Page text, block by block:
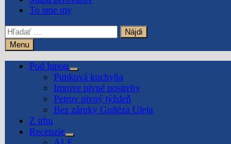
To sme my
Hľadať:
Menu
Pod lupou
Show
sub
menu
Punková kuchyňa
Imrove pivné postrehy
Petrov pivný týždeň
Bez záruky Guñéza Uleja
Z trhu
Recenzie
Show